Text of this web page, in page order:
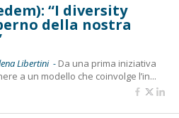
“I diversity
della nostra
Libertini - Da una prima iniziativa
a un modello che coinvolge l’in...